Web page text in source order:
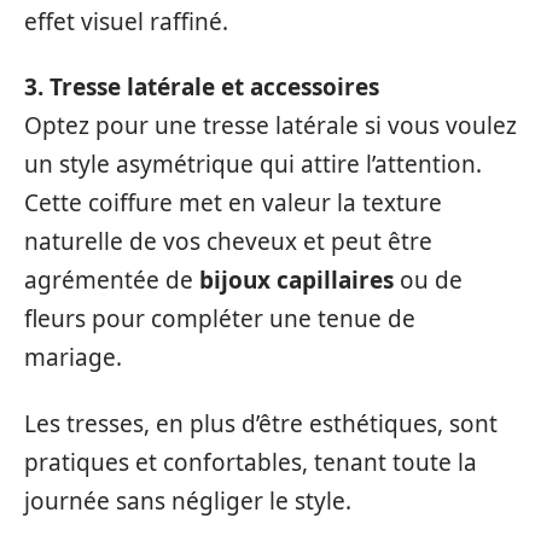
effet visuel raffiné.
3. Tresse latérale et accessoires
Optez pour une tresse latérale si vous voulez
un style asymétrique qui attire l’attention.
Cette coiffure met en valeur la texture
naturelle de vos cheveux et peut être
agrémentée de bijoux capillaires ou de
fleurs pour compléter une tenue de
mariage.
Les tresses, en plus d’être esthétiques, sont
pratiques et confortables, tenant toute la
journée sans négliger le style.